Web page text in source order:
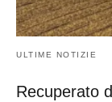
ULTIME NOTIZIE
Recuperato